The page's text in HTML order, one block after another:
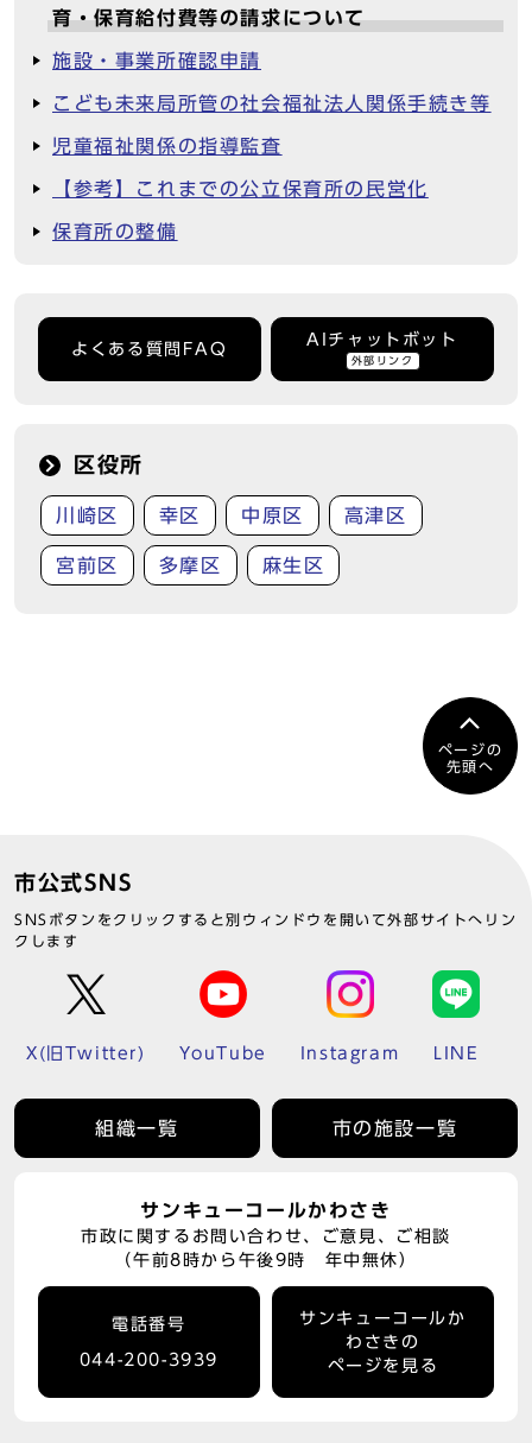
育・保育給付費等の請求について
施設・事業所確認申請
こども未来局所管の社会福祉法人関係手続き等
児童福祉関係の指導監査
【参考】これまでの公立保育所の民営化
保育所の整備
よくある質問FAQ
AIチャットボット
外部リンク
区役所
川崎区 幸区 中原区 高津区
宮前区 多摩区 麻生区
ページの
先頭へ
市公式SNS
SNSボタンをクリックすると別ウィンドウを開いて外部サイトへリン
クします
X(旧Twitter) YouTube Instagram LINE
組織一覧 市の施設一覧
サンキューコールかわさき
市政に関するお問い合わせ、ご意見、ご相談
（午前8時から午後9時 年中無休）
電話番号
044-200-3939
サンキューコールか
わさきの
ページを見る